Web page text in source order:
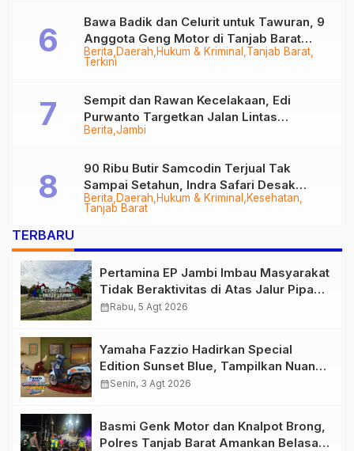
Berita Daerah Hukum & Kriminal Tanjab Barat
Terkini
Bawa Badik dan Celurit untuk Tawuran, 9
Anggota Geng Motor di Tanjab Barat
Diringkus
Berita Jambi
Sempit dan Rawan Kecelakaan, Edi
Purwanto Targetkan Jalan Lintas
Tungkal-Jambi Mulus di 2028
Berita Daerah Hukum & Kriminal
Kesehatan
Tanjab Barat
90 Ribu Butir Samcodin Terjual Tak
Sampai Setahun, Indra Safari Desak
Audit Menyeluruh
TERBARU
Pertamina EP Jambi Imbau Masyarakat
Tidak Beraktivitas di Atas Jalur Pipa
Migas Demi Keselamatan Bersama
calendar_monthRabu, 5 Agt 2026
Yamaha Fazzio Hadirkan Special
Edition Sunset Blue, Tampilkan Nuansa
Retro Summer yang Semakin Skena
calendar_monthSenin, 3 Agt 2026
Basmi Genk Motor dan Knalpot Brong,
Polres Tanjab Barat Amankan Belasan